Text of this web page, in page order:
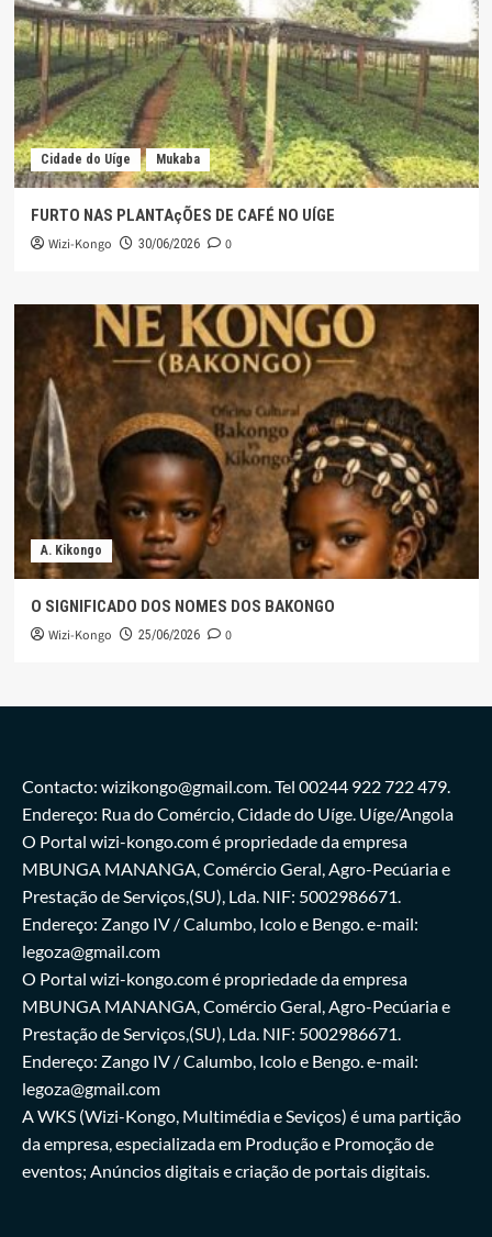
Cidade do Uíge Mukaba
FURTO NAS PLANTAçÕES DE CAFÉ NO UÍGE
Wizi-Kongo 30/06/2026 0
A. Kikongo
O SIGNIFICADO DOS NOMES DOS BAKONGO
Wizi-Kongo 25/06/2026 0
Contacto: wizikongo@gmail.com. Tel 00244 922 722 479.
Endereço: Rua do Comércio, Cidade do Uíge. Uíge/Angola
O Portal wizi-kongo.com é propriedade da empresa
MBUNGA MANANGA, Comércio Geral, Agro-Pecúaria e
Prestação de Serviços,(SU), Lda. NIF: 5002986671.
Endereço: Zango IV / Calumbo, Icolo e Bengo. e-mail:
legoza@gmail.com
O Portal wizi-kongo.com é propriedade da empresa
MBUNGA MANANGA, Comércio Geral, Agro-Pecúaria e
Prestação de Serviços,(SU), Lda. NIF: 5002986671.
Endereço: Zango IV / Calumbo, Icolo e Bengo. e-mail:
legoza@gmail.com
A WKS (Wizi-Kongo, Multimédia e Seviços) é uma partição
da empresa, especializada em Produção e Promoção de
eventos; Anúncios digitais e criação de portais digitais.